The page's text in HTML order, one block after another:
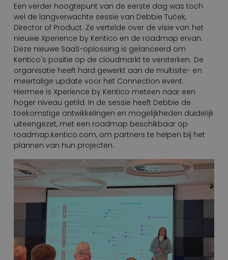
Een verder hoogtepunt van de eerste dag was toch
wel de langverwachte sessie van Debbie Tuček,
Director of Product. Ze vertelde over de visie van het
nieuwe Xperience by Kentico en de roadmap ervan.
Deze nieuwe SaaS-oplossing is gelanceerd om
Kentico's positie op de cloudmarkt te versterken. De
organisatie heeft hard gewerkt aan de multisite- en
meertalige update voor het Connection event.
Hiermee is Xperience by Kentico meteen naar een
hoger niveau getild. In de sessie heeft Debbie de
toekomstige ontwikkelingen en mogelijkheden duidelijk
uiteengezet, met een roadmap beschikbaar op
roadmap.kentico.com, om partners te helpen bij het
plannen van hun projecten.